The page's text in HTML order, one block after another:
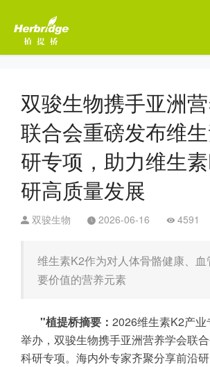
双骏生物携手亚洲
联合会重磅发布维
研专项，助力维生
研高质量发展
双骏生物 2026-06-16 4591
维生素K2作为对人体骨骼健康、
要价值的营养元素
"植提桥摘要： 2026维生素K2产
举办，双骏生物携手亚洲营养学会联
科研专项。海内外专家齐聚分享前沿